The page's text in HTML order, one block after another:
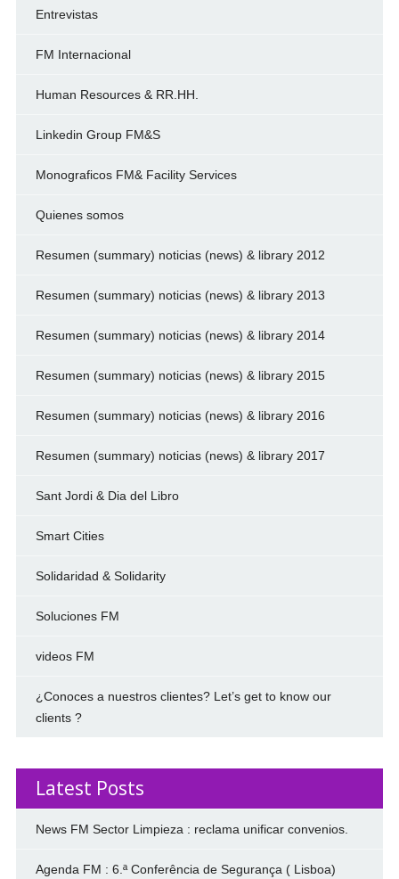
Entrevistas
FM Internacional
Human Resources & RR.HH.
Linkedin Group FM&S
Monograficos FM& Facility Services
Quienes somos
Resumen (summary) noticias (news) & library 2012
Resumen (summary) noticias (news) & library 2013
Resumen (summary) noticias (news) & library 2014
Resumen (summary) noticias (news) & library 2015
Resumen (summary) noticias (news) & library 2016
Resumen (summary) noticias (news) & library 2017
Sant Jordi & Dia del Libro
Smart Cities
Solidaridad & Solidarity
Soluciones FM
videos FM
¿Conoces a nuestros clientes? Let’s get to know our
clients ?
Latest Posts
News FM Sector Limpieza : reclama unificar convenios.
Agenda FM : 6.ª Conferência de Segurança ( Lisboa)